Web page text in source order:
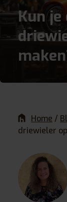
Kun
Home /
driewieler